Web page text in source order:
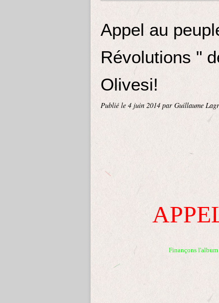
Appel au
Révolutions "
Olivesi!
Publié le 4 juin 2014 par Guillaume
Finançons